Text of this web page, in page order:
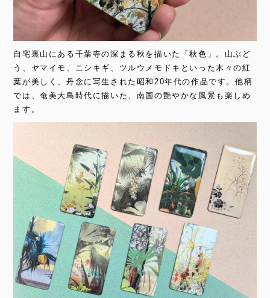
自宅裏山にある千葉寺の深まる秋を描いた「秋色」。山ぶど
う、ヤマイモ、ニシキギ、ツルウメモドキといった木々の紅
葉が美しく、丹念に写生された昭和20年代の作品です。他柄
では、奄美大島時代に描いた、南国の艶やかな風景も楽しめ
ます。